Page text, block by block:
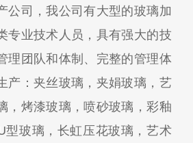
公司，我公司有大型的玻璃加
专业技术人员，具有强大的技
理团队和体制、完整的管理体
产：夹丝玻璃，夹娟玻璃，艺
，烤漆玻璃，喷砂玻璃，彩釉
型玻璃，长虹压花玻璃，艺术